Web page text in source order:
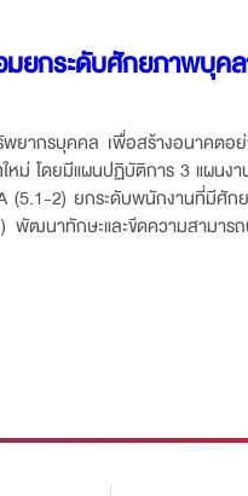
มยกระดับศักยภาพบุค
ากรบุคคล เพื่อสร้างอนาคตอ
ม่ โดยมีแผนปฏิบัติการ 3 แผนงา
(5.1-2) ยกระดับพนักงานที่มีศัก
ฒนาทักษะและขีดความสามาร